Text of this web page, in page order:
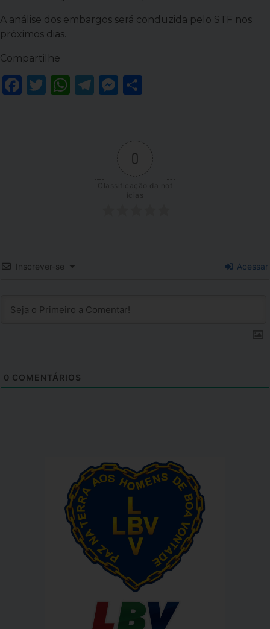
A análise dos embargos será conduzida pelo STF nos
próximos dias.
Compartilhe
Facebook
Twitter
WhatsApp
Telegram
Messenger
0
Classificação da not
Inscrever-se Acessar
0 COMENTÁRIOS